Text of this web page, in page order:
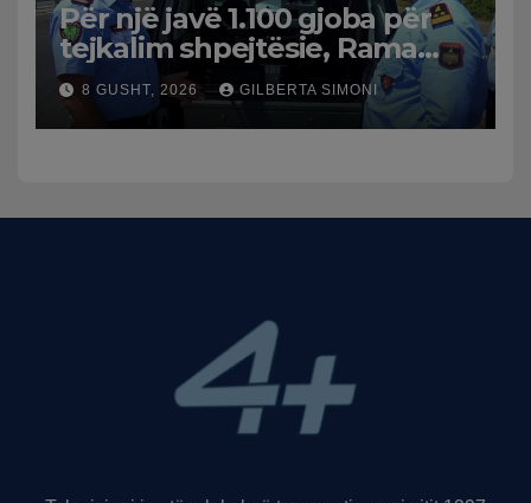
Për një javë 1.100 gjoba për
tejkalim shpejtësie, Rama
publikon videon: Kamerat e
trafikut së shpejti në
funksion
8 GUSHT, 2026 GILBERTA SIMONI